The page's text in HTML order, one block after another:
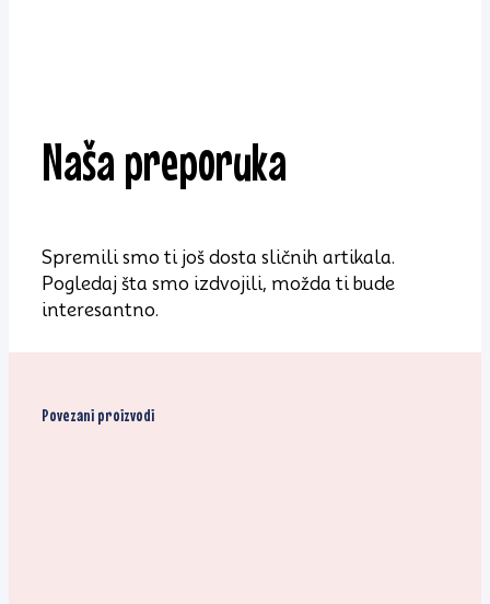
Naša preporuka
Spremili smo ti još dosta sličnih artikala.
Pogledaj šta smo izdvojili, možda ti bude
interesantno.
Povezani proizvodi